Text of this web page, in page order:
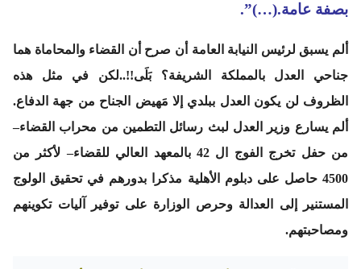
بصفة عامة.(…)”.
ألم يسبق لرئيس النيابة العامة أن صرح أن القضاء والمحاماة هما
جناحي العدل بالمملكة الشريفة؟بَلَى!!..لكن في مثل هذه
الظروف لن يكون العدل ببلدي إلا مَهيض الجناح من جهة الدفاع.
ألم يسارع وزير العدل لبث رسائل التطمين من محراب القضاء–
من حفل تخرج الفوج ال 42 بالمعهد العالي للقضاء
–لأكثر من
4500 حاصل على دبلوم الأهلية مذكرا بدورهم في تحقيق الولوج
المستنير إلى العدالة وحرص الوزارة على توفير آليات تكوينهم
ومصاحبتهم.